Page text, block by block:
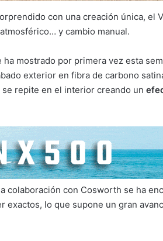
con una creación única, el
y cambio manual.
ha mostrado por primera vez esta
exterior en fibra de carbono
repite en el interior creando un
colaboración con Cosworth se ha
exactos, lo que supone un gran